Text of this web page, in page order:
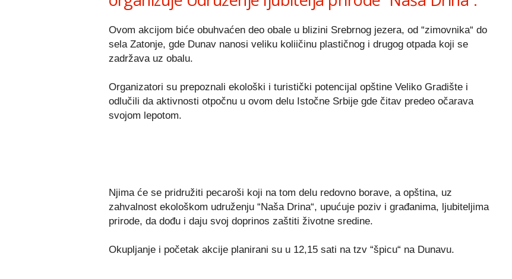
Ovom akcijom biće obuhvaćen deo obale u blizini Srebrnog jezera, od “zimovnika“ do
sela Zatonje, gde Dunav nanosi veliku koliičinu plastičnog i drugog otpada koji se
zadržava uz obalu.
Organizatori su prepoznali ekološki i turistički potencijal opštine Veliko Gradište i
odlučili da aktivnosti otpočnu u ovom delu Istočne Srbije gde čitav predeo očarava
svojom lepotom.
Njima će se pridružiti pecaroši koji na tom delu redovno borave, a opština, uz
zahvalnost ekološkom udruženju “Naša Drina“, upućuje poziv i građanima, ljubiteljima
prirode, da dođu i daju svoj doprinos zaštiti životne sredine.
Okupljanje i početak akcije planirani su u 12,15 sati na tzv “špicu“ na Dunavu.